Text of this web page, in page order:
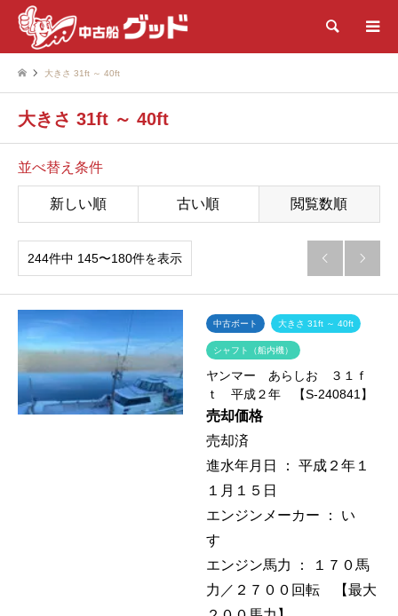
検索
大きさ 31ft ～ 40ft
大きさ 31ft ～ 40ft
並べ替え条件
新しい順 古い順 閲覧数順
244件中 145〜180件を表示  
中古ボート 大きさ 31ft ～ 40ft
シャフト（船内機）
ヤンマー あらしお ３１ｆ
ｔ 平成２年 【S-240841】
売却価格
売却済
進水年月日 ： 平成２年１
１月１５日
エンジンメーカー ： い
すゞ
エンジン馬力 ：
１７０馬
力／２７００回転 【最大